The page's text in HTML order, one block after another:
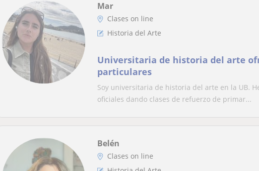
Mar
Clases on line
Historia del Arte
Universitaria de historia del arte
particulares
Soy universitaria de historia del arte en la UB.
oficiales dando clases de refuerzo de primar...
Belén
Clases on line